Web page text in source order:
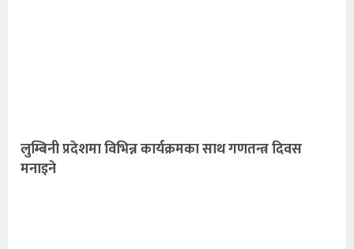
लुम्बिनी प्रदेशमा विभिन्न कार्यक्रमका साथ गणतन्त्र दिवस
मनाइने